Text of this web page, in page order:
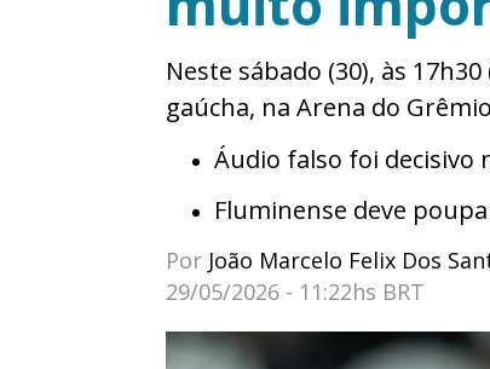
Neste sábado (30), às
gaúcha, na Arena do Grêmio
Áudio falso foi decisivo
Fluminense deve
Por João Marcelo Felix Dos
29/05/2026 - 11:22hs BRT